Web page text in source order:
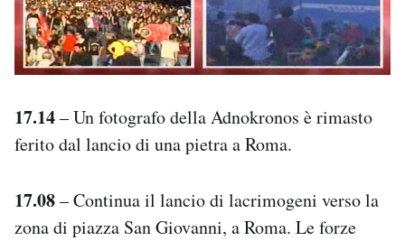
17.14– Un fotografo della Adnokronos è rimasto
ferito dal lancio di una pietra a Roma.
17.08– Continua il lancio di lacrimogeni verso la
zona di piazza San Giovanni, a Roma. Le forze